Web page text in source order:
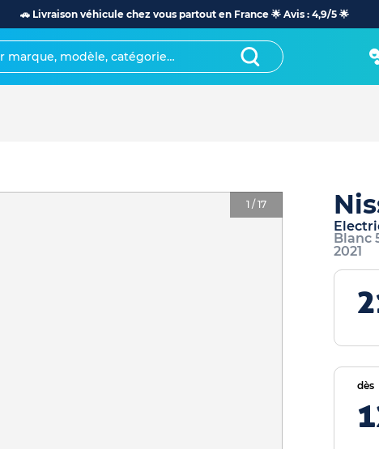
🚗 Livraison véhicule chez vous partout en France 🌟 Avis : 4,9/5 🌟
1 / 17
Blanc
2021
dès